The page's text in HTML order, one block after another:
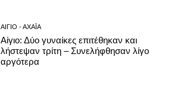
ΑΊΓΙΟ - ΑΧΑΪ́Α
Αίγιο: Δύο γυναίκες επιτέθηκαν και
λήστεψαν τρίτη – Συνελήφθησαν λίγο
αργότερα